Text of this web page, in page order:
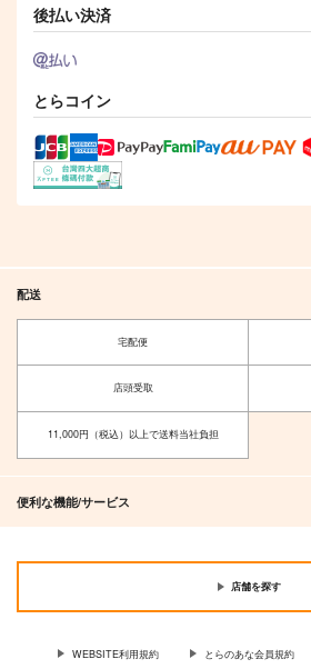
後払い決済
とらコイン
配送
宅配便
店頭受取
11,000円（税込）以上で送料当社負担
便利な機能/サービス
店舗を探す
WEBSITE利用規約 とらのあな会員規約